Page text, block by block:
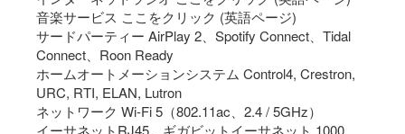
音楽サービス ここをクリック (英語ページ)
サードパーティー AirPlay 2、Spotify Connect、Tidal
Connect、Roon Ready
ホームオートメーションシステム Control4, Crestron,
URC, RTI, ELAN, Lutron
ネットワーク Wi-Fi 5（802.11ac、2.4 / 5GHz）